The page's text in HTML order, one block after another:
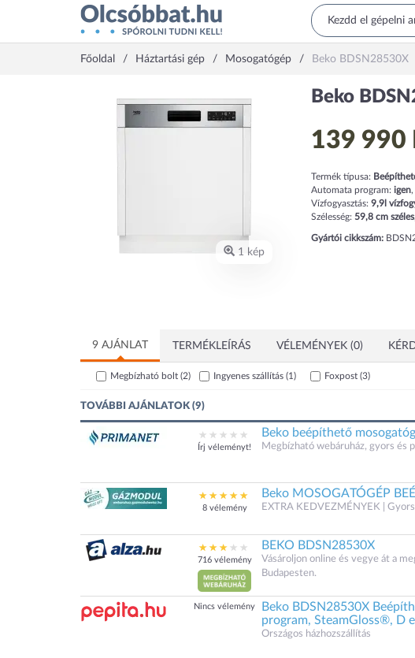
Főoldal Háztartási gép Mosogatógép Beko BDSN28530X
1 kép
Beko
139 990
Termék típusa:
Automata program: igen,
Vízfogyasztás: 9,9l
Szélesség: 59,8 cmszéles,
Gyártói cikkszám:
9 AJÁNLAT TERMÉKLEÍRÁS VÉLEMÉNYEK (0)
Megbízható bolt (2) Ingyenes szállítás (1) Foxpost (3)
TOVÁBBI AJÁNLATOK (9)
Írj véleményt!
Beko beépíthető
Megbízható webáruház, gyors és
8 vélemény
Beko MOSOGATÓGÉP
EXTRA KEDVEZMÉNYEK |
716 vélemény
BEKO BDSN28530X
Vásároljon online és vegye át a
Budapesten.
Nincs vélemény
Beko BDSN28530X
program, SteamGloss®, D
Országos házhozszállítás